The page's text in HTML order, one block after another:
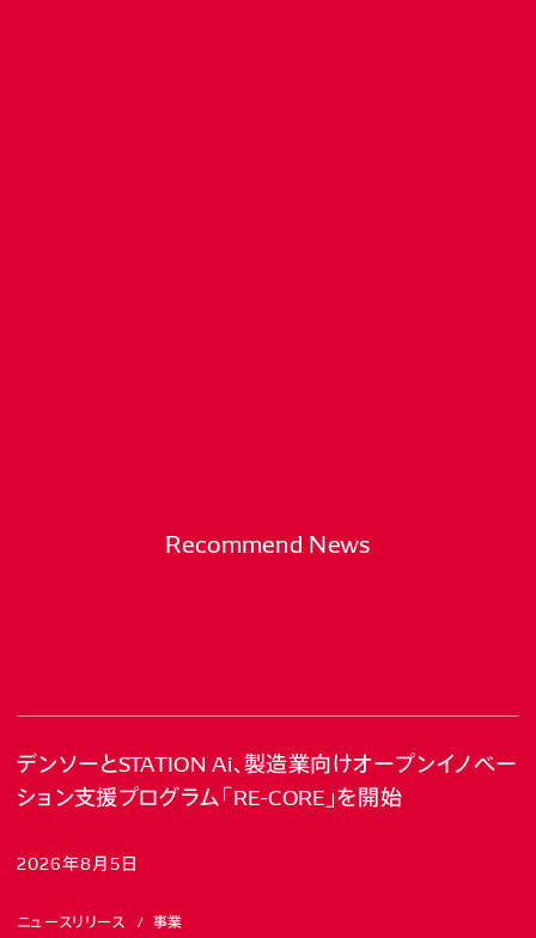
Recommend News
デンソーとSTATION Ai、製造業向けオープンイノベー
ション支援プログラム「RE-CORE」を開始
2026年8月5日
ニュースリリース 事業